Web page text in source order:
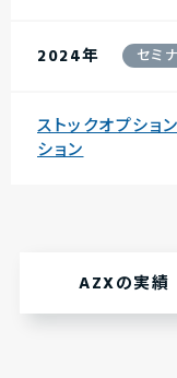
2024年 セミ
ストックオプショ
ション
AZXの実績